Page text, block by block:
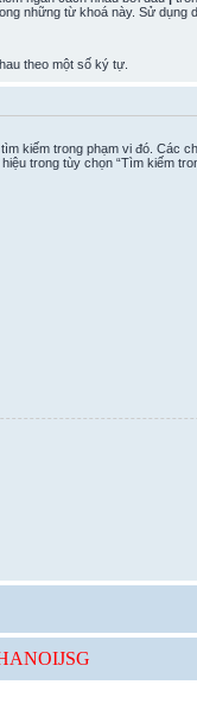
những từ khoá này. Sử dụng
theo một số ký tự.
kiếm trong phạm vi đó. Các
trong tùy chọn “Tìm kiếm